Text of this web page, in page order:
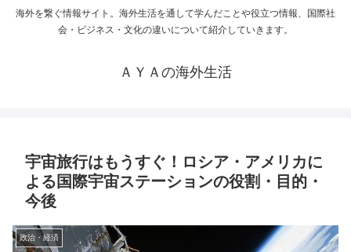
海外を繋ぐ情報サイト。海外生活を通して学んだことや役立つ情報、国際社
会・ビジネス・文化の違いについて紹介していきます。
ＡＹＡの海外生活
宇宙旅行はもうすぐ！ロシア・アメリカに
よる国際宇宙ステーションの役割・目的・
今後
政治・経済